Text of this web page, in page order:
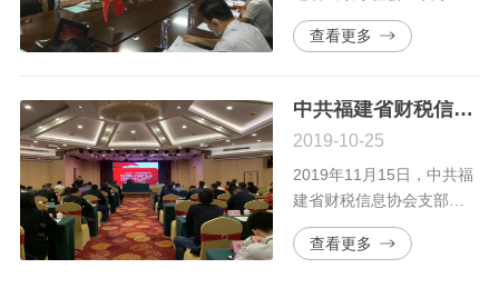
党委年度学习安排，中共
福建省财税信息协会支部
层西福州市直机关党员干
部教育基地——“福州红色
地下航线教育基地”举办
的“牢记初心使命 勇于担当
作为”主题党日学习活动。
查看更多
中共福建省财税信息协会支部参加“不忘初心、牢记使命”主题教育活动
2019-10-25
2019年11月15日，中共福
建省财税信息协会支部委
员会参加由中共福建省民
政厅社会组织综合委员会
查看更多